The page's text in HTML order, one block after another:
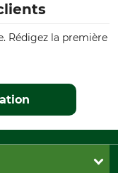
55
550 II
555
modèle
ProTOP .325", 1,5
cm
Rédigez la première